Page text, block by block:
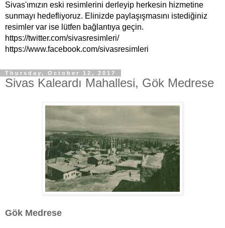
Sivas'ımızın eski resimlerini derleyip herkesin hizmetine
sunmayı hedefliyoruz. Elinizde paylaşışmasını istediğiniz
resimler var ise lütfen bağlantıya geçin.
https://twitter.com/sivasresimleri/
https://www.facebook.com/sivasresimleri
Thursday, October 12, 2017
Sivas Kaleardı Mahallesi, Gök Medrese
Gök Medrese